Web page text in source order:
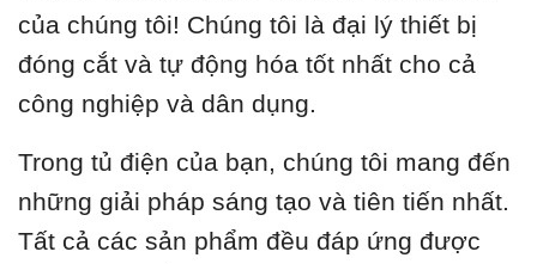
của chúng tôi! Chúng tôi là đại lý thiết bị
đóng cắt và tự động hóa tốt nhất cho cả
công nghiệp và dân dụng.
Trong tủ điện của bạn, chúng tôi mang đến
những giải pháp sáng tạo và tiên tiến nhất.
Tất cả các sản phẩm đều đáp ứng được